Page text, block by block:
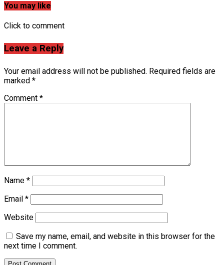
You may like
Click to comment
Leave a Reply
Your email address will not be published. Required fields are
marked *
Comment *
Name *
Email *
Website
Save my name, email, and website in this browser for the
next time I comment.